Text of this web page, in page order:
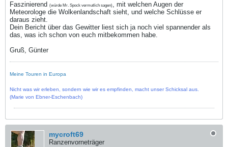
Faszinierend (würde Mr. Spock vermutlich sagen), mit welchen Augen der
Meteorologe die Wolkenlandschaft sieht, und welche Schlüsse er
daraus zieht.
Dein Bericht über das Gewitter liest sich ja noch viel spannender als
das, was ich schon von euch mitbekommen habe.
Gruß, Günter
Meine Touren in Europa
Nicht was wir erleben, sondern wie wir es empfinden, macht unser Schicksal aus.
(Marie von Ebner-Eschenbach)
mycroft69
Ranzenvorneträger